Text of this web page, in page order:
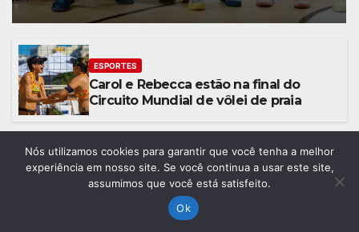
ESPORTES
Carol e Rebecca estão na final do
Circuito Mundial de vôlei de praia
ESPORTES
Fluminense e Vasco abrem oitavas de
final da Copa do Brasil com 0 a 0
Nós utilizamos cookies para garantir que você tenha a melhor
experiência em nosso site. Se você continua a usar este site,
assumimos que você está satisfeito.
Ok